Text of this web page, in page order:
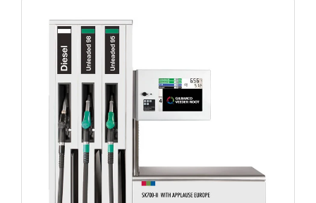
Español
Asia Pacific
Australia
South East Asia